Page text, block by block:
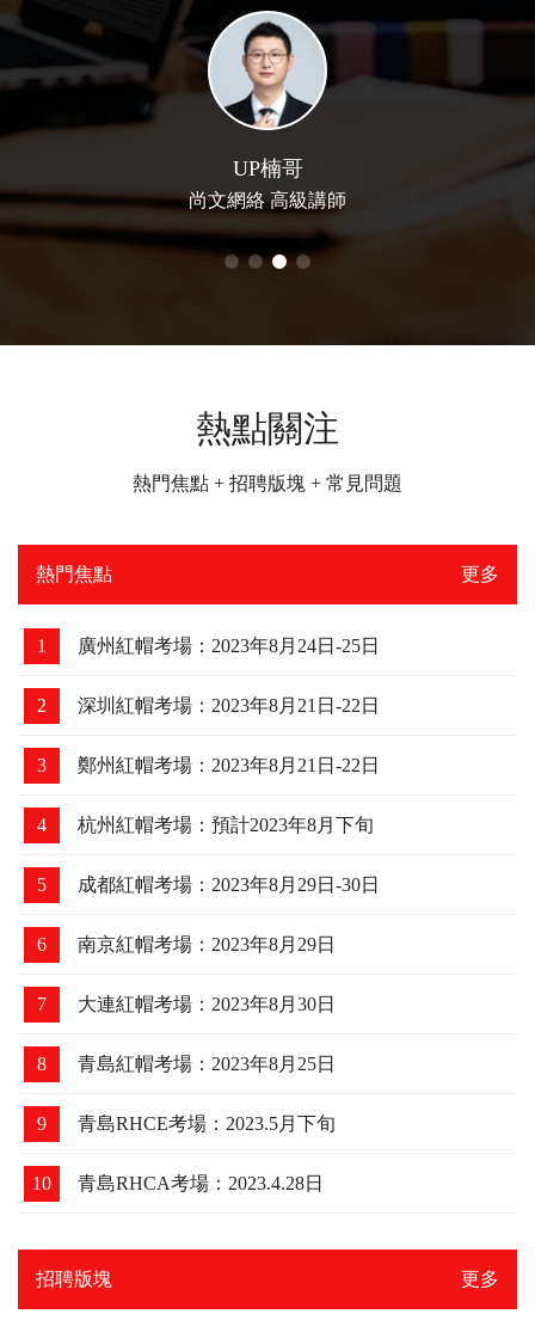
UP楠哥
尚文網絡 高級講師
熱點關注
熱門焦點 + 招聘版塊 + 常見問題
熱門焦點 更多
1 廣州紅帽考場：2023年8月24日-25日
2 深圳紅帽考場：2023年8月21日-22日
3 鄭州紅帽考場：2023年8月21日-22日
4 杭州紅帽考場：預計2023年8月下旬
5 成都紅帽考場：2023年8月29日-30日
6 南京紅帽考場：2023年8月29日
7 大連紅帽考場：2023年8月30日
8 青島紅帽考場：2023年8月25日
9 青島RHCE考場：2023.5月下旬
10 青島RHCA考場：2023.4.28日
招聘版塊 更多